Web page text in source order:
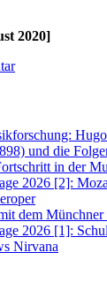
2020]
und die
in der
2026 [2]:
dem
2026 [1]:
Nirvana